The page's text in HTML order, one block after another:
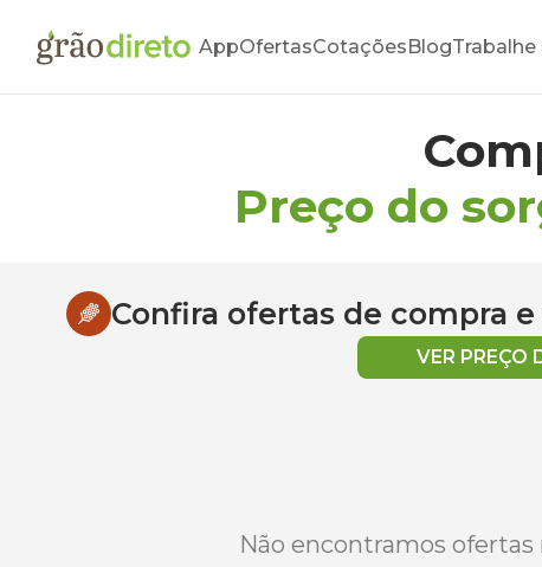
AppOfertasCotaçõesBlog
Preço do
Confira ofertas de compra
VER PREÇO
Não encontramos ofertas